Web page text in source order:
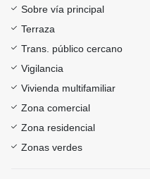
Sobre vía principal
Terraza
Trans. público cercano
Vigilancia
Vivienda multifamiliar
Zona comercial
Zona residencial
Zonas verdes